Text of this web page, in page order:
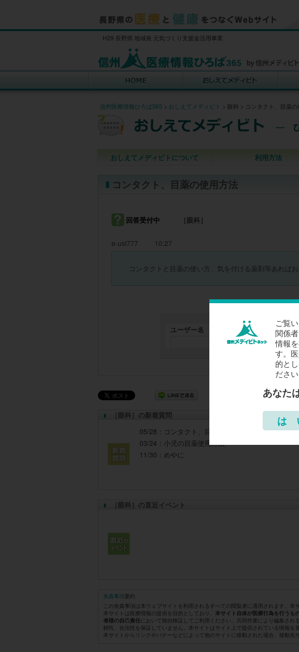
H29 長野県 地域発 元気づくり支援金活用事業
信州医療情報ひろば365 > おしえてメディビト > 眼科 > コンタクト、目薬の
おしえてメディビトについて 利用方法
コンタクト、目薬の使用方法
回答受付中 ［眼科］
e-usi777 10:27
コンタクトと目薬の使い方、気を付ける薬剤等あればお
回答入力にはロ
ユーザー名 パス
［眼科］の新着質問
05/28： コンタクト、目薬の使用方法
03/24： 小児の目薬使用方法
11/30： めやに
［眼科］の直近イベント
免責事項要約
この免責事項は本ウェブサイトを利用されるすべての閲覧者に適用されます。
本サイトは医療情報の提供を目的としており、 本サイト自体が医療行為を行うも
者様の自己責任において独自検証してご利用ください。共同作業により編集さ
頼性、合法性を保証していません。本サイトはサイト上で提供されている情報を
本サイトからリンクやバナーなどによって他のサイトに移動された場合、移動先
ご覧
関係
情報
す。
的と
ださい
あなた
は